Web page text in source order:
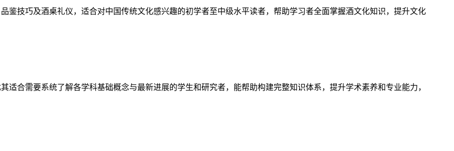
鉴技巧及酒桌礼仪，适合对中国传统文化感兴趣的初学者至中级水平读者，帮助学习者全面掌握酒文化知识，提升文化
适合需要系统了解各学科基础概念与最新进展的学生和研究者，能帮助构建完整知识体系，提升学术素养和专业能力，